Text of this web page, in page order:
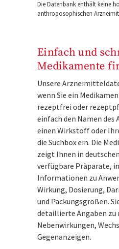
Die Datenbank enthält keine
anthroposophischen
Einfach und
Medikamente
Unsere
wenn Sie ein
rezeptfrei oder
einfach den Namen
einen Wirkstoff oder
die Suchbox ein. Die
zeigt Ihnen in
verfügbare Präparate,
Informationen zu
Wirkung, Dosierung,
und Packungsgrößen.
detaillierte Angaben zu
Nebenwirkungen,
Gegenanzeigen.